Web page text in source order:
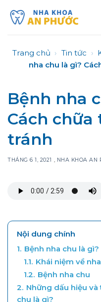
qua
Trang chủ › Tin tức ›
nha chu là gì?
Bệnh nha
Cách chữa
tránh
THÁNG 6 1, 2021 , NHA KHOA AN
Nội dung chính
1. Bệnh nha chu là gì?
1.1. Khái niệm về
1.2. Bệnh nha chu
2. Những dấu hiệu
chu là gì?